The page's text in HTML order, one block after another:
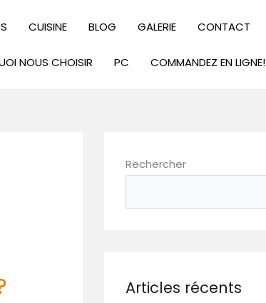
CUISINE BLOG GALERIE CONTACT
NOUS CHOISIR PC COMMANDEZ EN LIGNE!
Rechercher
Articles récents